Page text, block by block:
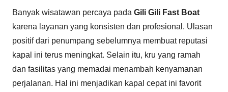
Banyak wisatawan percaya pada Gili Gili Fast Boat
karena layanan yang konsisten dan profesional. Ulasan
positif dari penumpang sebelumnya membuat reputasi
kapal ini terus meningkat. Selain itu, kru yang ramah
dan fasilitas yang memadai menambah kenyamanan
perjalanan. Hal ini menjadikan kapal cepat ini favorit